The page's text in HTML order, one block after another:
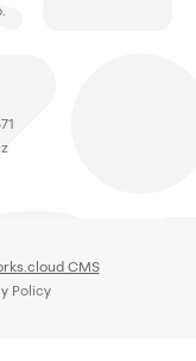
CMS
Policy